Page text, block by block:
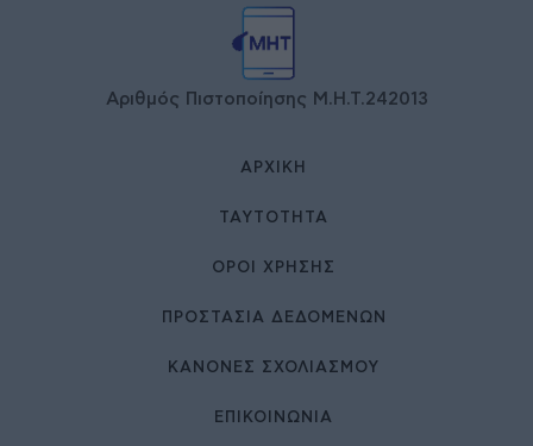
Αριθμός Πιστοποίησης Μ.Η.Τ.242013
ΑΡΧΙΚΉ
ΤΑΥΤΌΤΗΤΑ
ΌΡΟΙ ΧΡΉΣΗΣ
ΠΡΟΣΤΑΣΙΑ ΔΕΔΟΜΕΝΩΝ
ΚΑΝΟΝΕΣ ΣΧΟΛΙΑΣΜΟΥ
ΕΠΙΚΟΙΝΩΝΊΑ